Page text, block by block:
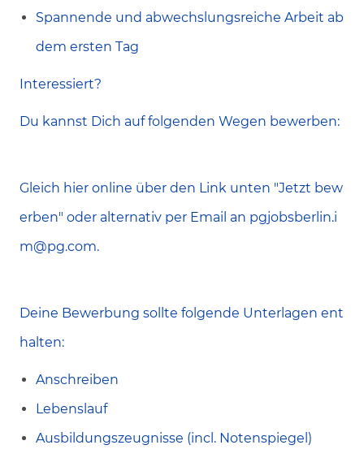
Spannende und abwechslungsreiche Arbeit ab
dem ersten Tag
Interessiert?
Du kannst Dich auf folgenden Wegen bewerben:
Gleich hier online über den Link unten "Jetzt bew
erben" oder alternativ per Email an pgjobsberlin.i
m@pg.com.
Deine Bewerbung sollte folgende Unterlagen ent
halten:
Anschreiben
Lebenslauf
Ausbildungszeugnisse (incl. Notenspiegel)